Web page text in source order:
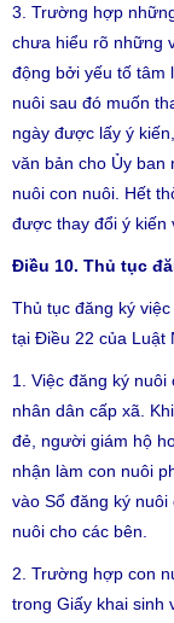
3. Trường hợp
chưa hiểu rõ những
động bởi yếu tố tâm
nuôi sau đó muốn
ngày được lấy ý
văn bản cho Ủy ban
nuôi con nuôi. Hết
được thay đổi ý kiến
Điều 10. Thủ tục
Thủ tục đăng ký
tại Điều 22 của Luật
1. Việc đăng ký
nhân dân cấp xã.
đẻ, người giám hộ
nhận làm con nuôi
vào Sổ đăng ký
nuôi cho các bên.
2. Trường hợp con
trong Giấy khai sinh